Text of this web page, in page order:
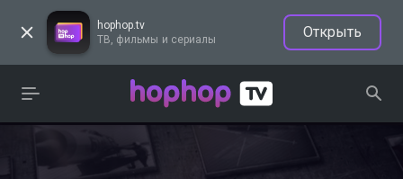
hophop.tv
ТВ, фильмы и сериалы
Открыть